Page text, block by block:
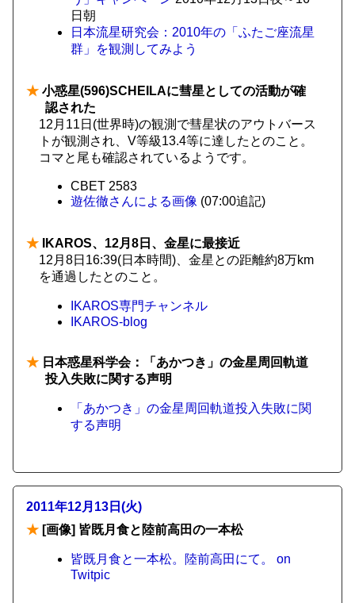
日朝
日本流星研究会：2010年の「ふたご座流星
群」を観測してみよう
★ 小惑星(596)SCHEILAに彗星としての活動が確
認された
12月11日(世界時)の観測で彗星状のアウトバース
トが観測され、V等級13.4等に達したとのこと。
コマと尾も確認されているようです。
CBET 2583
遊佐徹さんによる画像 (07:00追記)
★ IKAROS、12月8日、金星に最接近
12月8日16:39(日本時間)、金星との距離約8万km
を通過したとのこと。
IKAROS専門チャンネル
IKAROS-blog
★ 日本惑星科学会：「あかつき」の金星周回軌道
投入失敗に関する声明
「あかつき」の金星周回軌道投入失敗に関
する声明
2011年12月13日(火)
★ [画像] 皆既月食と陸前高田の一本松
皆既月食と一本松。陸前高田にて。 on
Twitpic